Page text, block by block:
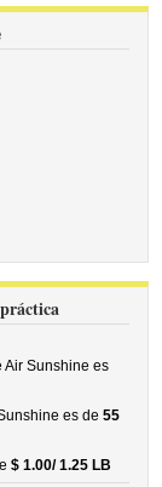
Air Sunshine es
es de55
$ 1.00/ 1.25 LB